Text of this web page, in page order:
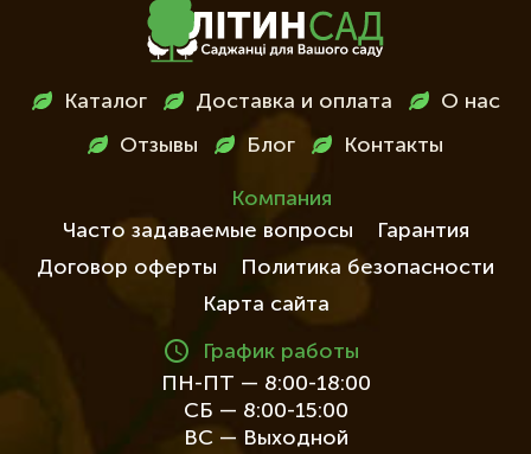
МенюКаталог Доставка и оплата О нас
Отзывы Блог Контакты
Компания
Часто задаваемые вопросы
Гарантия
Договор оферты
Политика безопасности
Карта сайта
График работы
ПН-ПТ — 8:00-18:00
СБ — 8:00-15:00
ВС — Выходной